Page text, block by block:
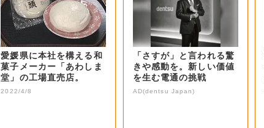
愛媛県に本社を構える和
菓子メーカー「あわしま
堂」の工場直売店。
2022/4/8
「さすが」と言われる驚
きや感動を。新しい価値
を生む電通の挑戦
AD(dentsu Japan)